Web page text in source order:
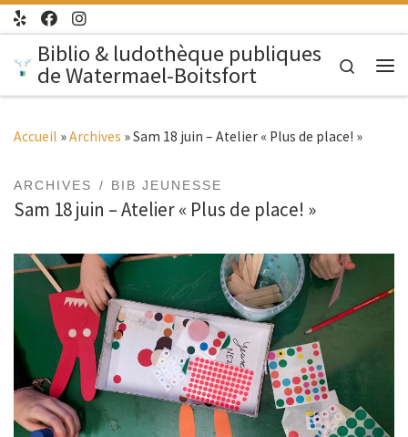
Passer au contenu
Biblio & ludothèque publiques
de Watermael-Boitsfort
Search
Accueil »Archives »Sam 18 juin – Atelier « Plus de place! »
ARCHIVES BIB JEUNESSE
Sam 18 juin – Atelier « Plus de place! »